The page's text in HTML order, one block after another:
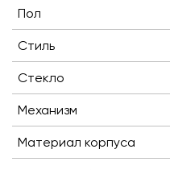
Пол
Стиль
Стекло
Механизм
Материал корпуса